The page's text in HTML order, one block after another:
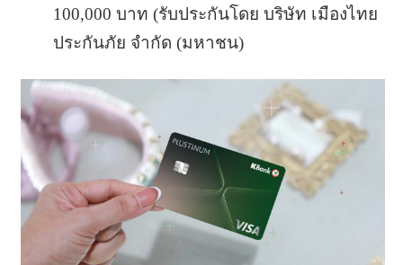
100,000 บาท (รับประกันโดย บริษัท เมืองไทย
ประกันภัย จำกัด (มหาชน)